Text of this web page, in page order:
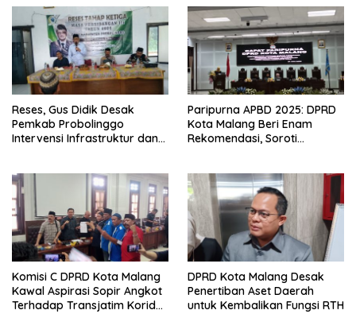
Reses, Gus Didik Desak
Pemkab Probolinggo
Intervensi Infrastruktur dan
Paripurna APBD 2025: DPRD
Kota Malang Beri Enam
Rekomendasi, Soroti
Komisi C DPRD Kota Malang
Kawal Aspirasi Sopir Angkot
Terhadap Transjatim Koridor
DPRD Kota Malang Desak
Penertiban Aset Daerah
untuk Kembalikan Fungsi RTH